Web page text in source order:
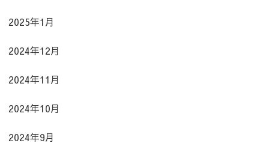
2025年1月
2024年12月
2024年11月
2024年10月
2024年9月